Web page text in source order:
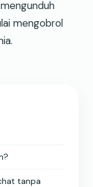
mengobrol
tanpa